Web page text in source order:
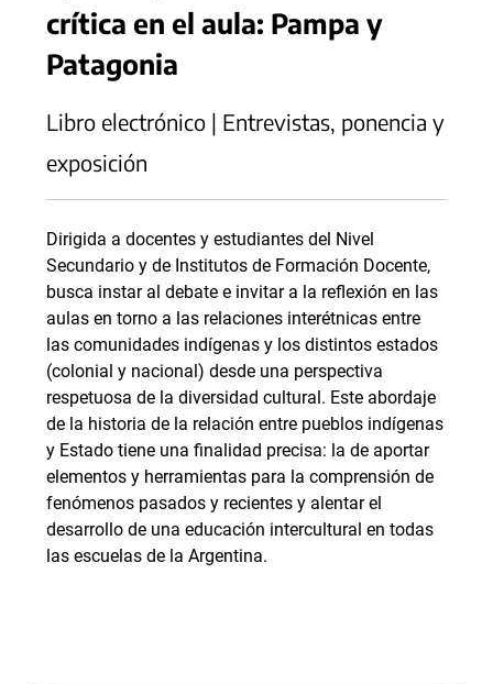
crítica en el aula: Pampa y
Patagonia
Libro electrónico | Entrevistas, ponencia y
exposición
Dirigida a docentes y estudiantes del Nivel
Secundario y de Institutos de Formación Docente,
busca instar al debate e invitar a la reflexión en las
aulas en torno a las relaciones interétnicas entre
las comunidades indígenas y los distintos estados
(colonial y nacional) desde una perspectiva
respetuosa de la diversidad cultural. Este abordaje
de la historia de la relación entre pueblos indígenas
y Estado tiene una finalidad precisa: la de aportar
elementos y herramientas para la comprensión de
fenómenos pasados y recientes y alentar el
desarrollo de una educación intercultural en todas
las escuelas de la Argentina.